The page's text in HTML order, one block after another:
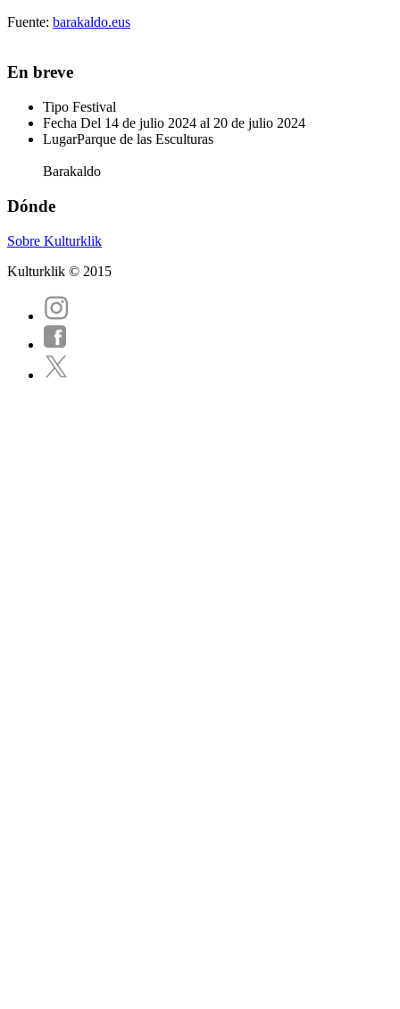
Fuente: barakaldo.eus
En breve
Tipo Festival
Fecha Del 14 de julio 2024 al 20 de julio 2024
LugarParque de las Esculturas
Barakaldo
Dónde
Sobre Kulturklik
Kulturklik © 2015